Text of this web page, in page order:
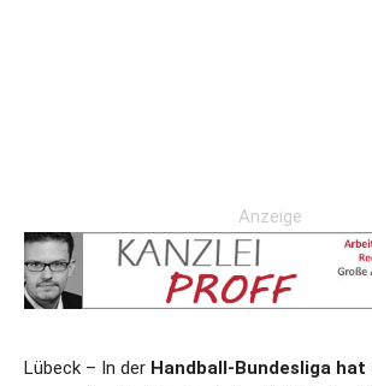
Anzeige
Lübeck – In der Handball-Bundesliga